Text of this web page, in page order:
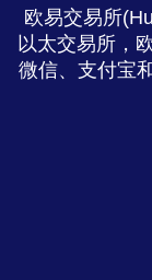
欧易交易所
以太交易所，
微信、支付宝